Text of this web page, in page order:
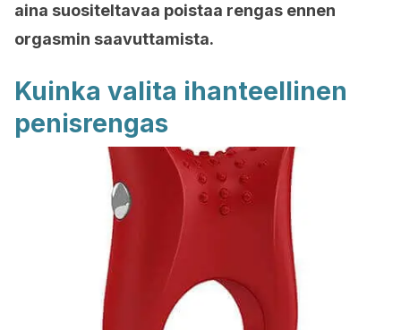
aina suositeltavaa poistaa rengas ennen
orgasmin saavuttamista.
Kuinka valita ihanteellinen
penisrengas